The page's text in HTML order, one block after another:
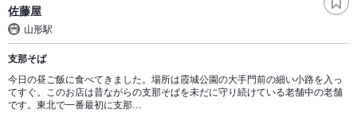
佐藤屋
山形駅
支那そば
今日の昼ご飯に食べてきました。場所は霞城公園の大手門前の細い小路を入っ
てすぐ。このお店は昔ながらの支那そばを未だに守り続けている老舗中の老舗
です。東北で一番最初に支那…